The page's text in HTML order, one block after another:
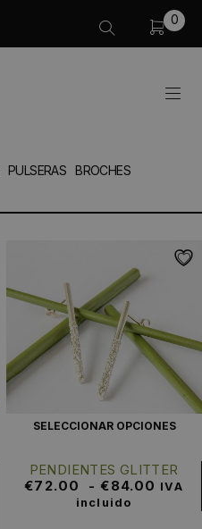
0
PULSERAS
BROCHES
SELECCIONAR OPCIONES
PENDIENTES GLITTER
€72.00 - €84.00 IVA
incluido